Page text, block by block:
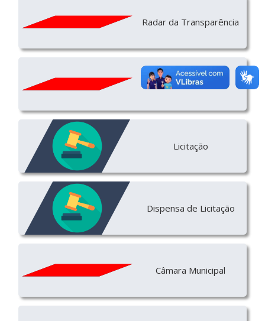
Radar da Transparência
e-SIC
Licitação
Dispensa de Licitação
Câmara Municipal